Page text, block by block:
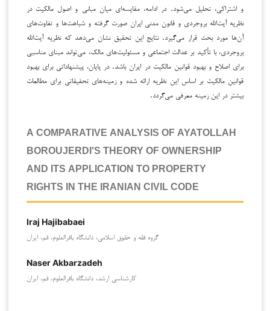
و اشتراکی، تحلیل می‌شود. در ادامه، مقایسه‌ای میان مبانی و اصول مالکیت در
نظریه آیت‌الله بروجردی و قانون مدنی ایران صورت گرفته و شباهت‌ها و تفاوت‌های
آن‌ها مورد بحث قرار می‌گیرد. نتایج این تحقیق نشان می‌دهد که نظریه آیت‌الله
بروجردی، با تأکید بر عدالت اجتماعی و مسئولیت‌های مالک، می‌تواند مبنای مناسبی
برای اصلاح و بهبود قوانین مالکیت در ایران باشد. در پایان، پیشنهاداتی برای بهبود
قوانین مالکیت بر اساس این نظریه ارائه شده و زمینه‌های تحقیقاتی برای مطالعات
بیشتر در این زمینه معرفی می‌گردد.
A COMPARATIVE ANALYSIS OF AYATOLLAH
BOROUJERDI'S THEORY OF OWNERSHIP
AND ITS APPLICATION TO PROPERTY
RIGHTS IN THE IRANIAN CIVIL CODE
Iraj Hajibabaei
گروه فقه و حقوق اسلامی، دانشگاه باقرالعلوم، قم، ایران
Naser Akbarzadeh
کارشناسی ارشد، دانشگاه باقرالعلوم، قم، ایران